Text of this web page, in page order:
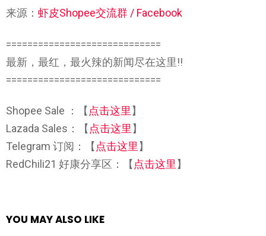
来源： 虾皮Shopee交流群 / Facebook
=============================
最新，最红，最火辣的新闻尽在这里!!
=============================
Shopee Sale ：【 点击这里 】
Lazada Sales：【 点击这里 】
Telegram 订阅：【 点击这里 】
RedChili21 好康分享区：【 点击这里 】
YOU MAY ALSO LIKE